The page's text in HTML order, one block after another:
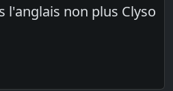
l'anglais non plus Clyso